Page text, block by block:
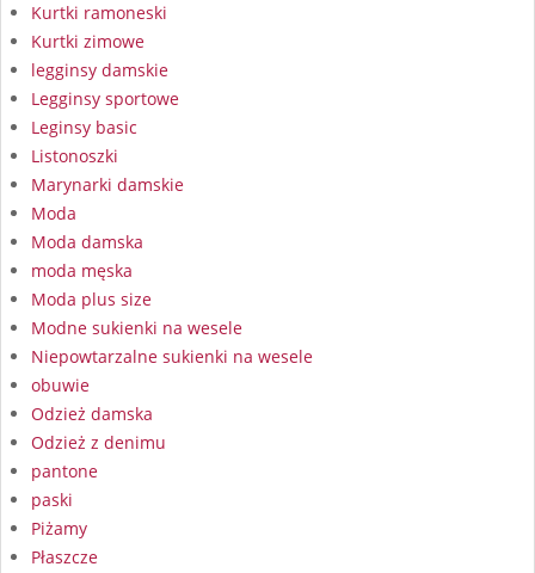
Kurtki ramoneski
Kurtki zimowe
legginsy damskie
Legginsy sportowe
Leginsy basic
Listonoszki
Marynarki damskie
Moda
Moda damska
moda męska
Moda plus size
Modne sukienki na wesele
Niepowtarzalne sukienki na wesele
obuwie
Odzież damska
Odzież z denimu
pantone
paski
Piżamy
Płaszcze